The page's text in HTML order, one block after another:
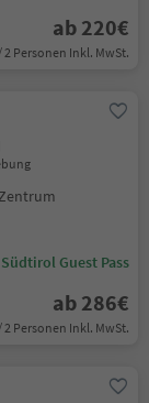
ab 220€
2 Personen Inkl. MwSt.
Südtirol Guest Pass
ab 286€
2 Personen Inkl. MwSt.